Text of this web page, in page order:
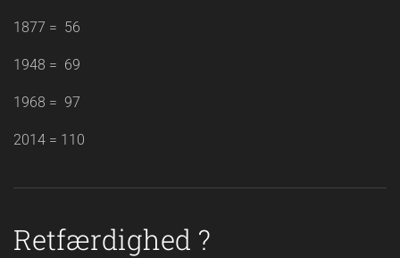
1877 = 56
1948 = 69
1968 = 97
2014 = 110
Retfærdighed ?